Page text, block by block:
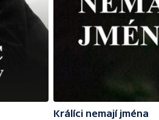
Králíci nemají jména